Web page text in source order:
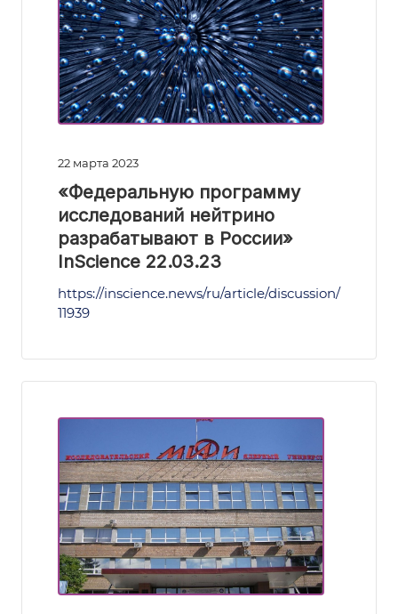
22 марта 2023
«Федеральную программу
исследований нейтрино
разрабатывают в России»
InScience 22.03.23
https://inscience.news/ru/article/discussion/
11939